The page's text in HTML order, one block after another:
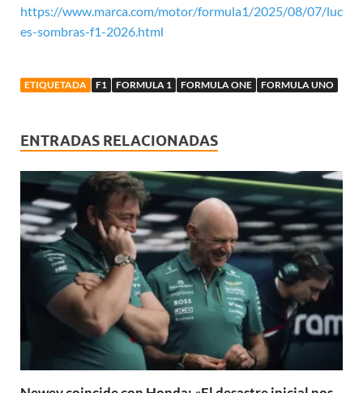
https://www.marca.com/motor/formula1/2025/08/07/luc
es-sombras-f1-2026.html
ETIQUETADA F1 FORMULA 1 FORMULA ONE FORMULA UNO
ENTRADAS RELACIONADAS